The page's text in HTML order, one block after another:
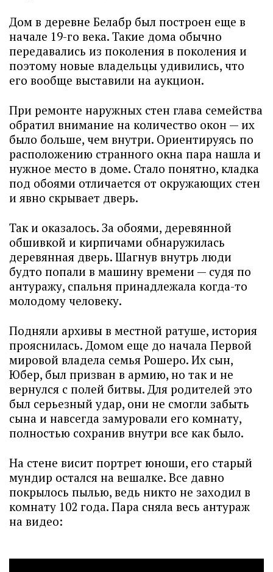
Дом в деревне Белабр был построен еще в
начале 19-го века. Такие дома обычно
передавались из поколения в поколения и
поэтому новые владельцы удивились, что
его вообще выставили на аукцион.
При ремонте наружных стен глава семейства
обратил внимание на количество окон — их
было больше, чем внутри. Ориентируясь по
расположению странного окна пара нашла и
нужное место в доме. Стало понятно, кладка
под обоями отличается от окружающих стен
и явно скрывает дверь.
Так и оказалось. За обоями, деревянной
обшивкой и кирпичами обнаружилась
деревянная дверь. Шагнув внутрь люди
будто попали в машину времени — судя по
антуражу, спальня принадлежала когда-то
молодому человеку.
Подняли архивы в местной ратуше, история
прояснилась. Домом еще до начала Первой
мировой владела семья Рошеро. Их сын,
Юбер, был призван в армию, но так и не
вернулся с полей битвы. Для родителей это
был серьезный удар, они не смогли забыть
сына и навсегда замуровали его комнату,
полностью сохранив внутри все как было.
На стене висит портрет юноши, его старый
мундир остался на вешалке. Все давно
покрылось пылью, ведь никто не заходил в
комнату 102 года. Пара сняла весь антураж
на видео: